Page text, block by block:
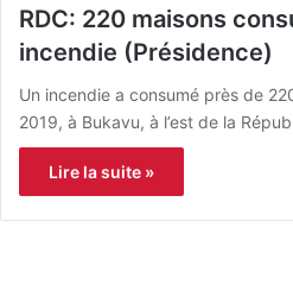
RDC: 220 maisons
incendie (Présidence)
Un incendie a consumé près de
2019, à Bukavu, à l’est de la
Lire la suite »